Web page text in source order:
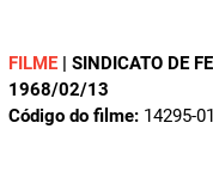
FILME | SINDICATO DE
1968/02/13
Código do filme: 14295-01